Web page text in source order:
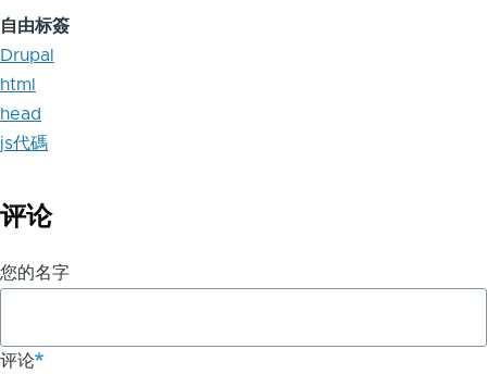
自由标簽
Drupal
html
head
js代碼
评论
您的名字
评论